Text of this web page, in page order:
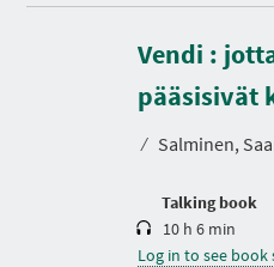
Vendi :
pääsisivät
⁄ Salminen,
Talking book
D
u
r
a
i
10 h 6 min
Log in to see book